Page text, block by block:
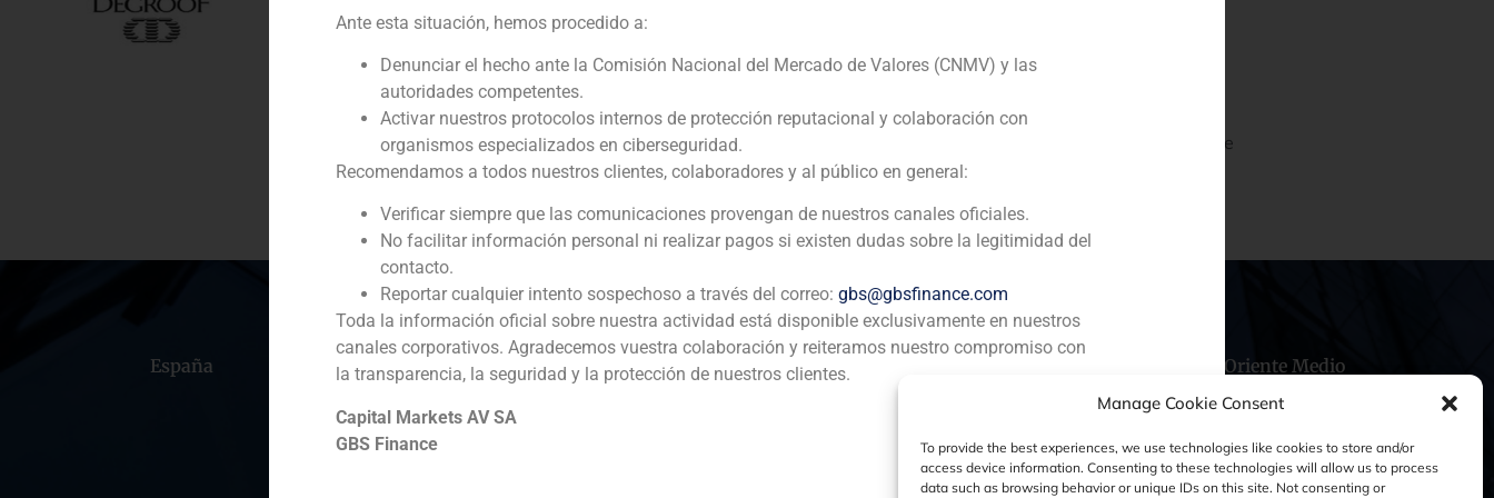
Manage Cookie Consent
To provide the best experiences, we use technologies like cookies to store and/or
access device information. Consenting to these technologies will allow us to process
data such as browsing behavior or unique IDs on this site. Not consenting or
Servicio / Sector
Corporate Finance, Instituciones financieras
Descripción
GBS Finance actuó como asesor financiero de la entidad catalana propiedad de un
grupo de empresas familiares, Privat Bank, en la venta del 51% al banco belga Banque
Degroof, por una contraprestación de unos 24 millones de euros.
España Portugal Colombia México Ecuador Oriente Medio
Aviso Legal
Ante esta situación, hemos procedido a:
Denunciar el hecho ante la Comisión Nacional del Mercado de Valores (CNMV) y las
autoridades competentes.
Activar nuestros protocolos internos de protección reputacional y colaboración con
organismos especializados en ciberseguridad.
Recomendamos a todos nuestros clientes, colaboradores y al público en general:
Verificar siempre que las comunicaciones provengan de nuestros canales oficiales.
No facilitar información personal ni realizar pagos si existen dudas sobre la legitimidad del
contacto.
Reportar cualquier intento sospechoso a través del correo: gbs@gbsfinance.com
Toda la información oficial sobre nuestra actividad está disponible exclusivamente en nuestros
canales corporativos. Agradecemos vuestra colaboración y reiteramos nuestro compromiso con
la transparencia, la seguridad y la protección de nuestros clientes.
Capital Markets AV SA
GBS Finance